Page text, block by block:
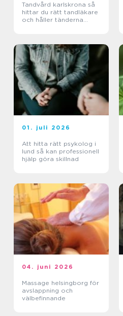
Tandvård karlskrona så
hittar du rätt tandläkare
och håller tänderna
01. juli 2026
Att hitta rätt psykolog i
lund så kan professionell
hjälp göra skillnad
04. juni 2026
Massage helsingborg för
avslappning och
välbefinnande